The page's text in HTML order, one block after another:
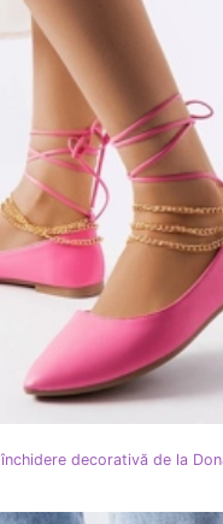
decorativă de la